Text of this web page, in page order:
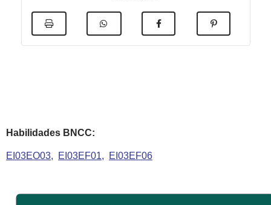
Habilidades BNCC:
EI03EO03 EI03EF01 EI03EF06